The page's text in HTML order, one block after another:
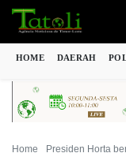
HOME DAERAH
Home Presiden Horta